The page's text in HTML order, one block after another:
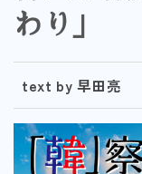
わり」
text by 早田亮